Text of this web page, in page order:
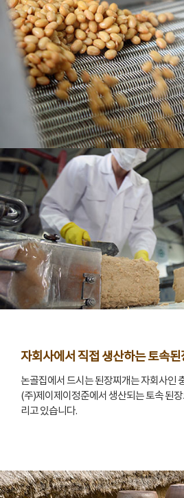
자회사에서 직접 생산하는 토속된
논골집에서 드시는 된장찌개는 자회사인
(주)제이제이정준에서 생산되는 토속 된
리고 있습니다.